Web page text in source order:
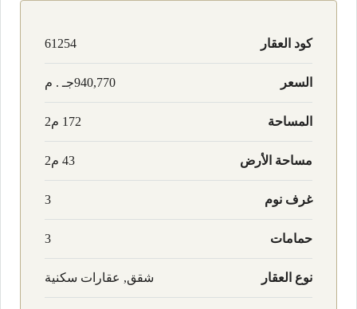
كود العقار 61254
السعر 940,770جـ . م
المساحة 172 م2
مساحة الأرض 43 م2
غرف نوم 3
حمامات 3
نوع العقار شقق, عقارات سكنية